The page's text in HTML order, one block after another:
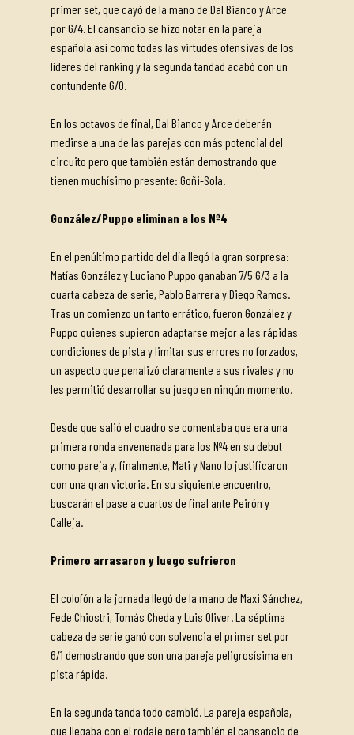
primer set, que cayó de la mano de Dal Bianco y Arce
por 6/4. El cansancio se hizo notar en la pareja
española así como todas las virtudes ofensivas de los
líderes del ranking y la segunda tandad acabó con un
contundente 6/0.
En los octavos de final, Dal Bianco y Arce deberán
medirse a una de las parejas con más potencial del
circuito pero que también están demostrando que
tienen muchísimo presente: Goñi-Sola.
González/Puppo eliminan a los Nº4
En el penúltimo partido del día llegó la gran sorpresa:
Matías González y Luciano Puppo ganaban 7/5 6/3 a la
cuarta cabeza de serie, Pablo Barrera y Diego Ramos.
Tras un comienzo un tanto errático, fueron González y
Puppo quienes supieron adaptarse mejor a las rápidas
condiciones de pista y limitar sus errores no forzados,
un aspecto que penalizó claramente a sus rivales y no
les permitió desarrollar su juego en ningún momento.
Desde que salió el cuadro se comentaba que era una
primera ronda envenenada para los Nº4 en su debut
como pareja y, finalmente, Mati y Nano lo justificaron
con una gran victoria. En su siguiente encuentro,
buscarán el pase a cuartos de final ante Peirón y
Calleja.
Primero arrasaron y luego sufrieron
El colofón a la jornada llegó de la mano de Maxi Sánchez,
Fede Chiostri, Tomás Cheda y Luis Oliver. La séptima
cabeza de serie ganó con solvencia el primer set por
6/1 demostrando que son una pareja peligrosísima en
pista rápida.
En la segunda tanda todo cambió. La pareja española,
que llegaba con el rodaje pero también el cansancio de